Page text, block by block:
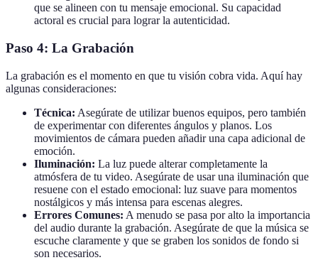
que se alineen con tu mensaje emocional. Su capacidad
actoral es crucial para lograr la autenticidad.
Paso 4: La Grabación
La grabación es el momento en que tu visión cobra vida. Aquí hay
algunas consideraciones:
Técnica: Asegúrate de utilizar buenos equipos, pero también
de experimentar con diferentes ángulos y planos. Los
movimientos de cámara pueden añadir una capa adicional de
emoción.
Iluminación: La luz puede alterar completamente la
atmósfera de tu video. Asegúrate de usar una iluminación que
resuene con el estado emocional: luz suave para momentos
nostálgicos y más intensa para escenas alegres.
Errores Comunes: A menudo se pasa por alto la importancia
del audio durante la grabación. Asegúrate de que la música se
escuche claramente y que se graben los sonidos de fondo si
son necesarios.